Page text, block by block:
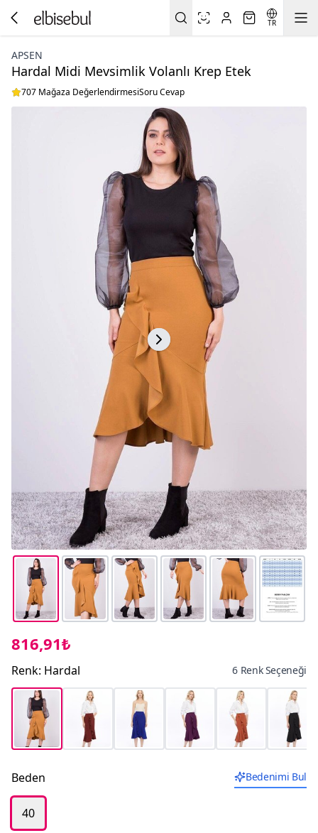
TR
APSEN
Hardal Midi Mevsimlik Volanlı Krep Etek
707 Mağaza DeğerlendirmesiSoru Cevap
816,91₺
Renk: Hardal 6 Renk Seçeneği
Beden Bedenimi Bul
40